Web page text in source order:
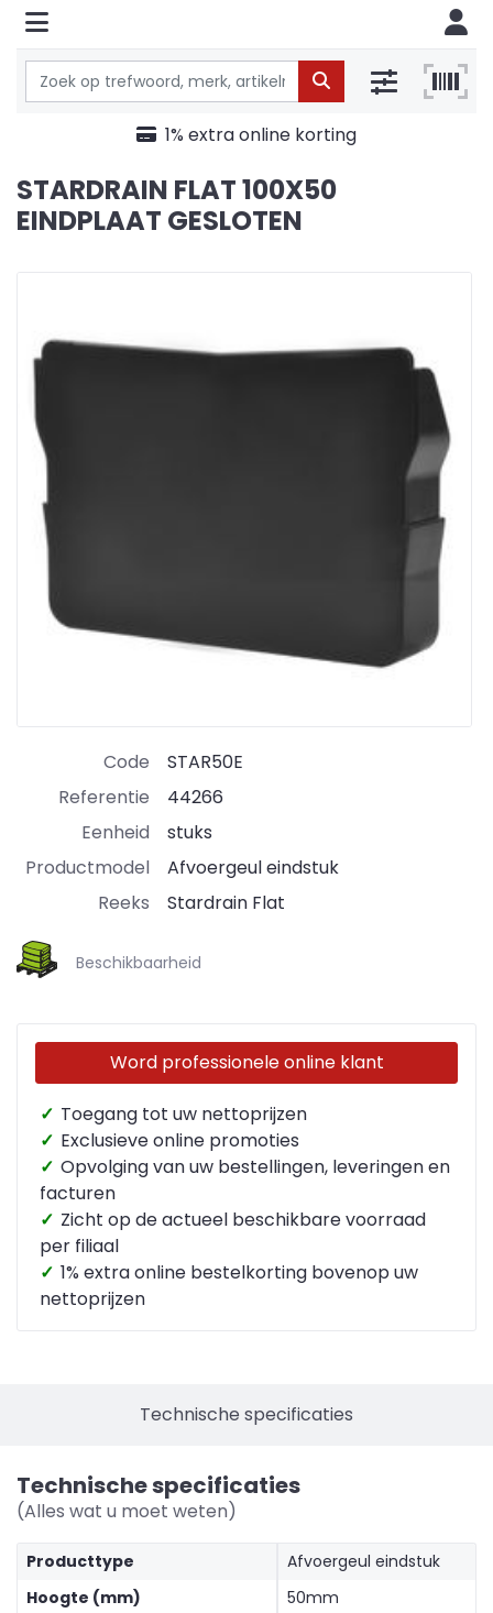
1% extra online korting
STARDRAIN FLAT 100X50
EINDPLAAT GESLOTEN
Code
STAR50E
Referentie
44266
Eenheid
stuks
Productmodel
Afvoergeul eindstuk
Reeks
Stardrain Flat
Beschikbaarheid
Word professionele online klant
✓ Toegang tot uw nettoprijzen
✓ Exclusieve online promoties
✓ Opvolging van uw bestellingen, leveringen en
facturen
✓ Zicht op de actueel beschikbare voorraad
per filiaal
✓ 1% extra online bestelkorting bovenop uw
nettoprijzen
Technische specificaties
Technische specificaties
(Alles wat u moet weten)
Producttype
Afvoergeul eindstuk
Hoogte (mm)
50mm